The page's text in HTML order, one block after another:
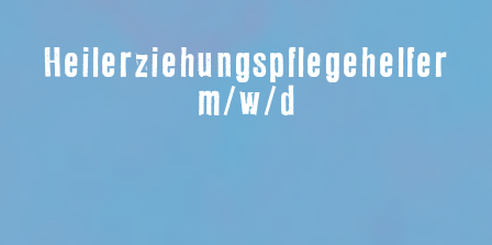
Heilerziehungspflegehelfer
m/w/d